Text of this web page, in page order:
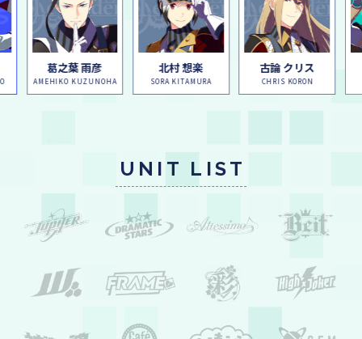
葛之葉 雨彦
AMEHIKO KUZUNOHA
北村 想楽
SORA KITAMURA
古論 クリス
CHRIS KORON
UNIT LIST